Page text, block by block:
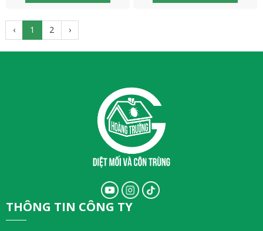
‹ 1 2 ›
THÔNG TIN CÔNG TY